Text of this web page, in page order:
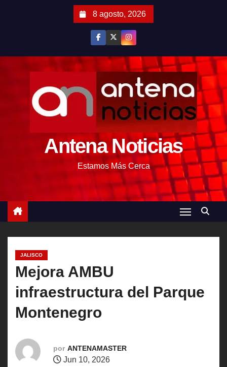
8 agosto, 2026
Antena Noticias
Estamos Más Cerca
JALISCO
Mejora AMBU
infraestructura del Parque
Montenegro
por ANTENAMASTER
Jun 10, 2026